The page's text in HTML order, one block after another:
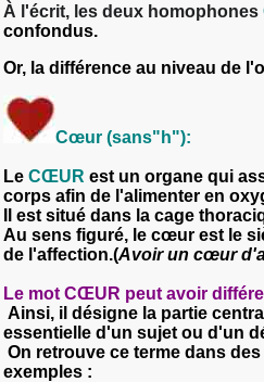
À l'écrit, les deux homophones
confondus.
Or, la différence au niveau de
Cœur (sans"h"):
Le CŒUR est un organe qui
corps afin de l'alimenter en
Il est situé dans la cage
Au sens figuré, le cœur est le
de l'affection.(Avoir un cœur
Le mot CŒUR peut avoir
Ainsi, il désigne la partie
essentielle d'un sujet ou d'un
On retrouve ce terme dans
exemples :